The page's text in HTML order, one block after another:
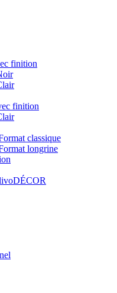
finition
finition
classique
longrine